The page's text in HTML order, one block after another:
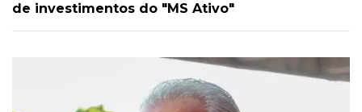
de investimentos do "MS Ativo"